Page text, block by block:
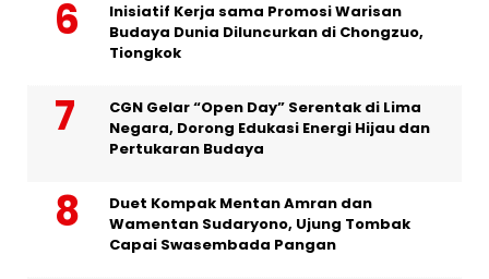
Inisiatif Kerja sama Promosi Warisan
Budaya Dunia Diluncurkan di Chongzuo,
Tiongkok
CGN Gelar “Open Day” Serentak di Lima
Negara, Dorong Edukasi Energi Hijau dan
Pertukaran Budaya
Duet Kompak Mentan Amran dan
Wamentan Sudaryono, Ujung Tombak
Capai Swasembada Pangan